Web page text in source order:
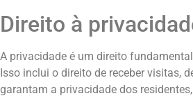
Direito à
A privacidade é um direito
Isso inclui o direito de receber visitas,
garantam a privacidade dos